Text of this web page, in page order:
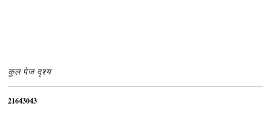
कुल पेज दृश्य
21643043